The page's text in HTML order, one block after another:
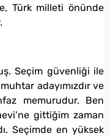
Türk milleti önünde
Seçim güvenliği ile
adayımızdır ve
memurudur. Ben
gittiğim zaman
Seçimde en yüksek